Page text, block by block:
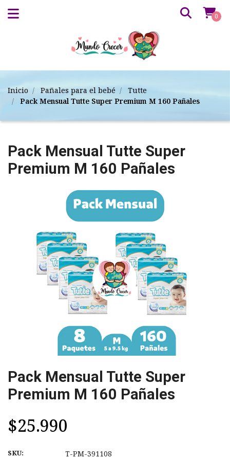
0
Inicio Pañales para el bebé
Tutte
Pack Mensual Tutte Super Premium M 160 Pañales
Pack Mensual Tutte Super
Premium M 160 Pañales
Pack Mensual Tutte Super
Premium M 160 Pañales
$25.990
SKU: T-PM-391108